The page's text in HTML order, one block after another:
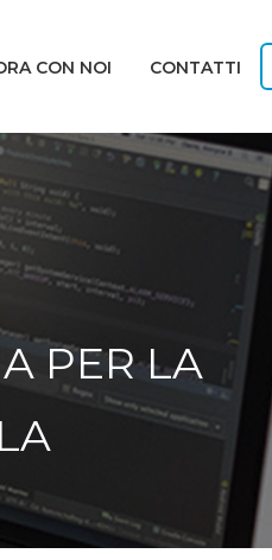
CON NOI CONTATTI
PER LA